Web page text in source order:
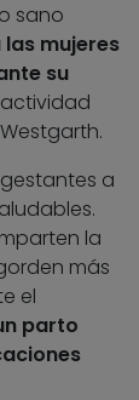
sano
mujeres
su
a
la
más
el
parto